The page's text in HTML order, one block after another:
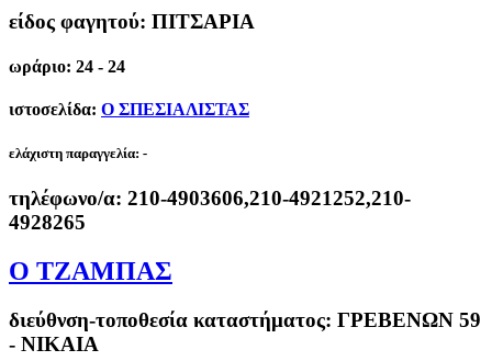
είδος φαγητού: ΠΙΤΣΑΡΙΑ
ωράριο: 24 - 24
ιστοσελίδα: Ο ΣΠΕΣΙΑΛΙΣΤΑΣ
ελάχιστη παραγγελία: -
τηλέφωνο/α: 210-4903606,210-4921252,210-
4928265
Ο ΤΖΑΜΠΑΣ
διεύθνση-τοποθεσία καταστήματος: ΓΡΕΒΕΝΩΝ 59
- ΝΙΚΑΙΑ